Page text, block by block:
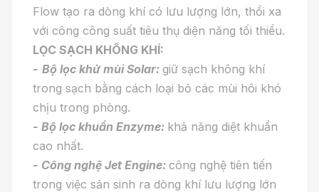
Flow tạo ra dòng khí có lưu lượng lớn, thổi xa
với công công suất tiêu thụ diện năng tối thiểu.
LỌC SẠCH KHÔNG KHÍ:
- Bộ lọc khử mùi Solar: giữ sạch không khí
trong sạch bằng cách loại bỏ các mùi hôi khó
chịu trong phòng.
- Bộ lọc khuẩn Enzyme: khả năng diệt khuẩn
cao nhất.
- Công nghệ Jet Engine: công nghệ tiên tiến
trong việc sản sinh ra dòng khí lưu lượng lớn